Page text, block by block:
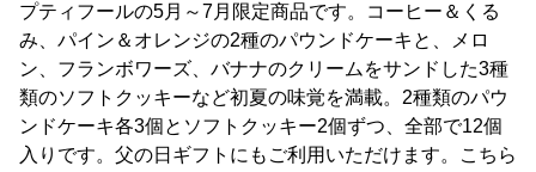
プティフールの5月～7月限定商品です。コーヒー＆くる
み、パイン＆オレンジの2種のパウンドケーキと、メロ
ン、フランボワーズ、バナナのクリームをサンドした3種
類のソフトクッキーなど初夏の味覚を満載。2種類のパウ
ンドケーキ各3個とソフトクッキー2個ずつ、全部で12個
入りです。父の日ギフトにもご利用いただけます。こちら